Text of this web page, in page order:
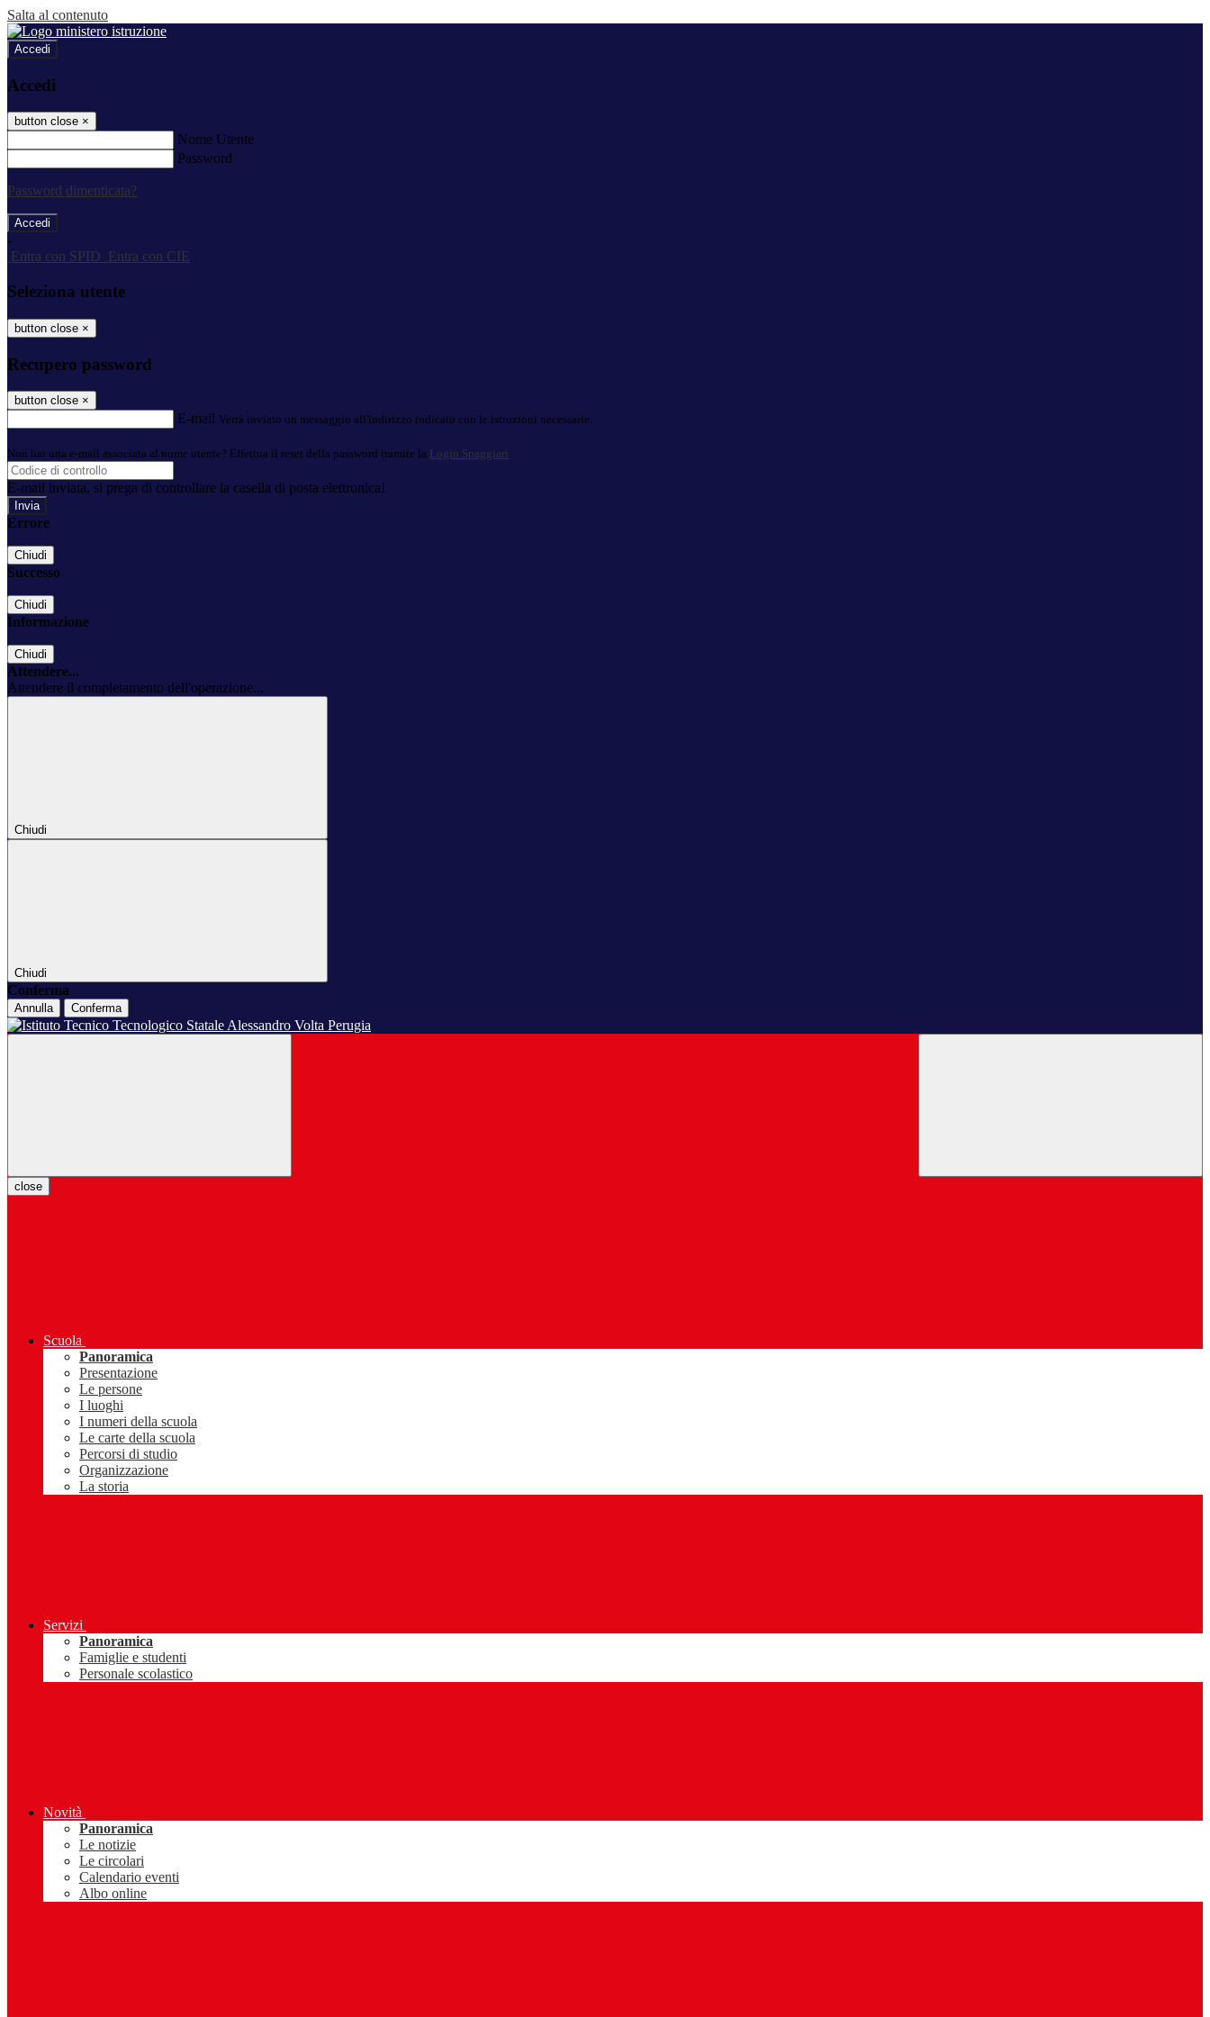
Salta al contenuto
Accedi
Accedi
button close ×
Nome Utente
Password
Password dimenticata?
-
Entra con SPID
Entra con CIE
Seleziona utente
button close ×
Recupero password
button close ×
E-mail Verrà inviato un messaggio all'indirizzo indicato con le istruzioni necessarie.
Non hai una e-mail associata al nome utente? Effettua il reset della password tramite la Login Spaggiari
E-mail inviata, si prega di controllare la casella di posta elettronica!
Errore
Chiudi
Successo
Chiudi
Informazione
Chiudi
Attendere...
Attendere il completamento dell'operazione...
Chiudi
Chiudi
Conferma
Annulla Conferma
close
Scuola
Panoramica
Presentazione
Le persone
I luoghi
I numeri della scuola
Le carte della scuola
Percorsi di studio
Organizzazione
La storia
Servizi
Panoramica
Famiglie e studenti
Personale scolastico
Novità
Panoramica
Le notizie
Le circolari
Calendario eventi
Albo online